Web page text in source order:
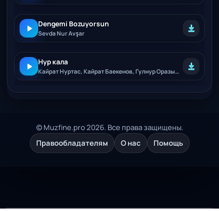
Dengemi Bozuyorsun
Sevda Nur Avşar
Нур кала
Кайрат Нуртас, Кайрат Баекенов, Гулнур Оразымбетова, Алтынай Жорабаева
© Muzfine.pro 2026. Все права защищены.
Правообладателям
О нас Помощь